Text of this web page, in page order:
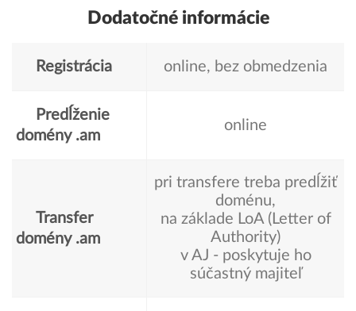
Dodatočné informácie
Registrácia online, bez obmedzenia
Predĺženie
domény .am
online
Transfer
domény .am
pri transfere treba predĺžiť
doménu,
na základe LoA (Letter of
Authority)
v AJ - poskytuje ho
súčastný majiteľ